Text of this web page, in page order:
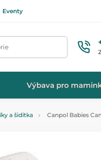
Eventy
Výbava pro
a šidítka Canpol Babies